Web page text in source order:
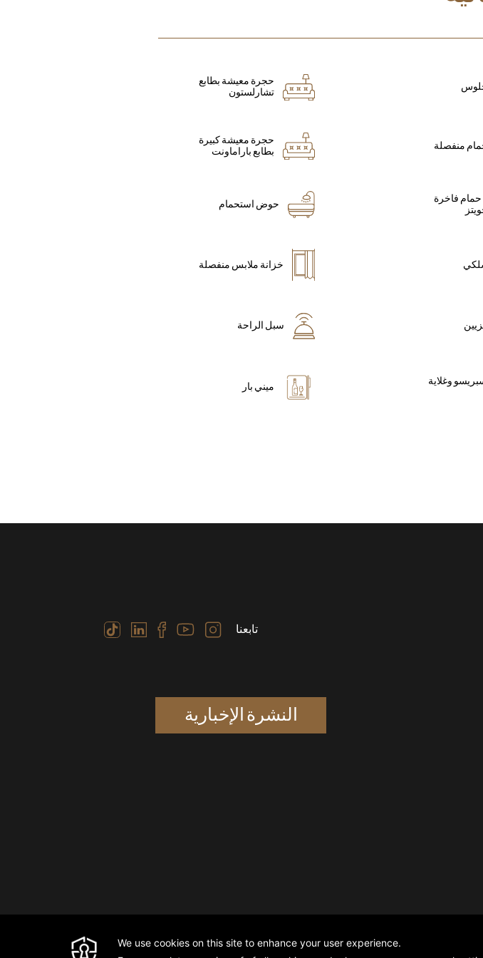
حجرة معيشة بطابع
تشارلستون
منفصلة
حجرة معيشة كبيرة
بطابع باراماونت
فاخرة
حوض استحمام
خزانة ملابس منفصلة
سبل الراحة
وغلاية
ميني بار
تابعنا
النشرة الإخبارية